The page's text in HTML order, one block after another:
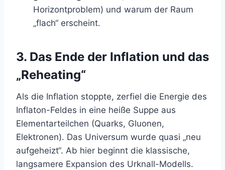
Horizontproblem) und warum der Raum
„flach“ erscheint.
3. Das Ende der Inflation und das
„Reheating“
Als die Inflation stoppte, zerfiel die Energie des
Inflaton-Feldes in eine heiße Suppe aus
Elementarteilchen (Quarks, Gluonen,
Elektronen). Das Universum wurde quasi „neu
aufgeheizt“. Ab hier beginnt die klassische,
langsamere Expansion des Urknall-Modells.